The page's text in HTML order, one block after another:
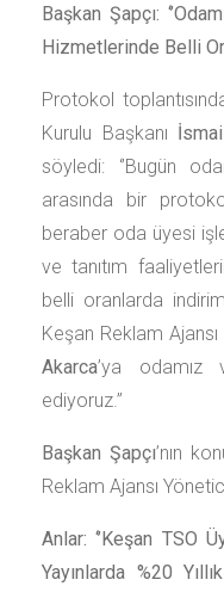
Başkan Şapçı:
Hizmetlerinde Belli
Protokol
Kurulu Başkanı
söyledi: ‘’Bugün
arasında bir
beraber oda üyesi
ve tanıtım
belli oranlarda
Keşan Reklam
Akarca’ya odamız
ediyoruz.’’
Başkan Şapçı’nın
Reklam Ajansı
Anlar: ‘’Keşan TSO
Yayınlarda %20